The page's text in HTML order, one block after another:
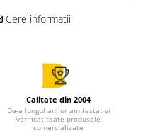
Cere informatii
Calitate din 2004
De-a lungul anilor am testat si
verificat toate produsele
comercializate